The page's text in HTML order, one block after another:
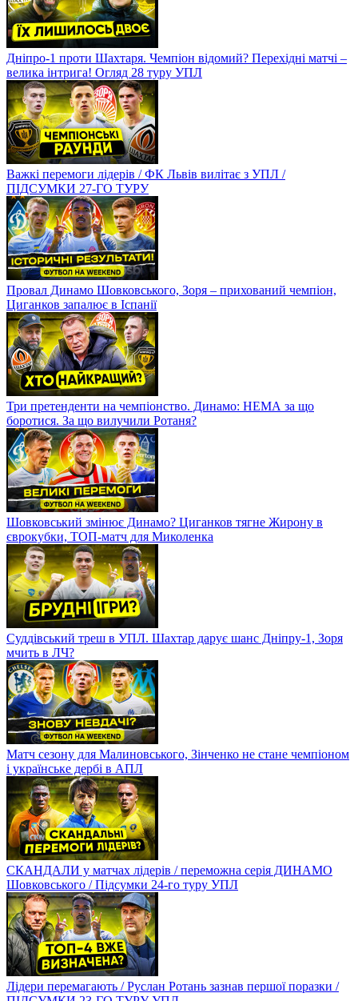
Дніпро-1 проти Шахтаря. Чемпіон відомий? Перехідні матчі –
велика інтрига! Огляд 28 туру УПЛ
Важкі перемоги лідерів / ФК Львів вилітає з УПЛ /
ПІДСУМКИ 27-ГО ТУРУ
Провал Динамо Шовковського, Зоря – прихований чемпіон,
Циганков запалює в Іспанії
Три претенденти на чемпіонство. Динамо: НЕМА за що
боротися. За що вилучили Ротаня?
Шовковський змінює Динамо? Циганков тягне Жирону в
єврокубки, ТОП-матч для Миколенка
Суддівський треш в УПЛ. Шахтар дарує шанс Дніпру-1, Зоря
мчить в ЛЧ?
Матч сезону для Малиновського, Зінченко не стане чемпіоном
і українське дербі в АПЛ
СКАНДАЛИ у матчах лідерів / переможна серія ДИНАМО
Шовковського / Підсумки 24-го туру УПЛ
Лідери перемагають / Руслан Ротань зазнав першої поразки /